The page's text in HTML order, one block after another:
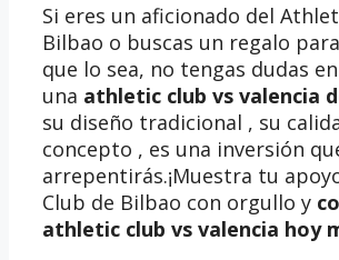
Si eres un aficionado del
Bilbao o buscas un regalo
que lo sea, no tengas dudas
una athletic club vs valencia
su diseño tradicional , su
concepto , es una inversión
arrepentirás.¡Muestra tu
Club de Bilbao con orgullo y
athletic club vs valencia hoy